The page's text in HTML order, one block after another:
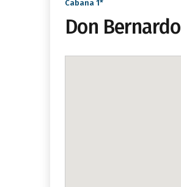
Cabaña 1*
Don Bernardo